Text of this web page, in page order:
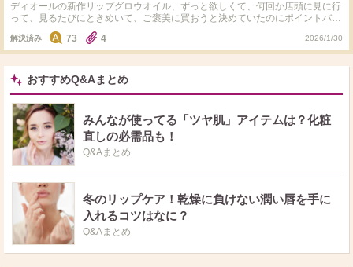
ディオールの新作リップグロウオイル、ずっと欲しくて、何回か店頭に見に行
って、見るたびにときめいて、ご褒美に買おうと決めていたのにポイントバッ
クを目前に、急に購買意欲がなくなりました。 買ってもあまり使わないんだ
ろうな…と。 それなら必ず使う消耗品買った方がいいなと思いました。 見た
目の可愛さやときめきよりも 日々の疲れやストレスをいい香りで癒されたく
て…。mukuのシャンプーを初めて知り、香り見本がドンピシャだったので、
買おうと思います。 香りに癒されたい欲が出てきて ジルスチュアートのシャ
ントリも気になります。 みなさんは欲しかったはずのものが急に欲しくなく
なり、代わりに別のものが欲しくなったことはありますか？ 店頭でつけてみ
たら何か違った、とかではなく、突然購買意欲がなくなる…ということです。
また、その理由はなんでしょうか。
解決済み 73 4 2026/1/30
おすすめQ&Aまとめ
みんなが使ってる「ツヤ肌」アイテムは？化粧
直しの必需品も！
Q&Aまとめ
冬のリップケア！乾燥に負けない潤い唇を手に
入れるコツはなに？
Q&Aまとめ